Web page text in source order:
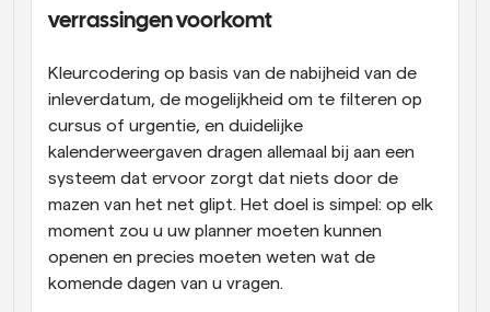
verrassingen voorkomt
Kleurcodering op basis van de nabijheid van de
inleverdatum, de mogelijkheid om te filteren op
cursus of urgentie, en duidelijke
kalenderweergaven dragen allemaal bij aan een
systeem dat ervoor zorgt dat niets door de
mazen van het net glipt. Het doel is simpel: op elk
moment zou u uw planner moeten kunnen
openen en precies moeten weten wat de
komende dagen van u vragen.